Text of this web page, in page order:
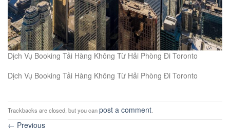
Dịch Vụ Booking Tải Hàng Không Từ Hải Phòng Đi Toronto
Dịch Vụ Booking Tải Hàng Không Từ Hải Phòng Đi Toronto
Trackbacks are closed, but you canpost a comment
← Previous